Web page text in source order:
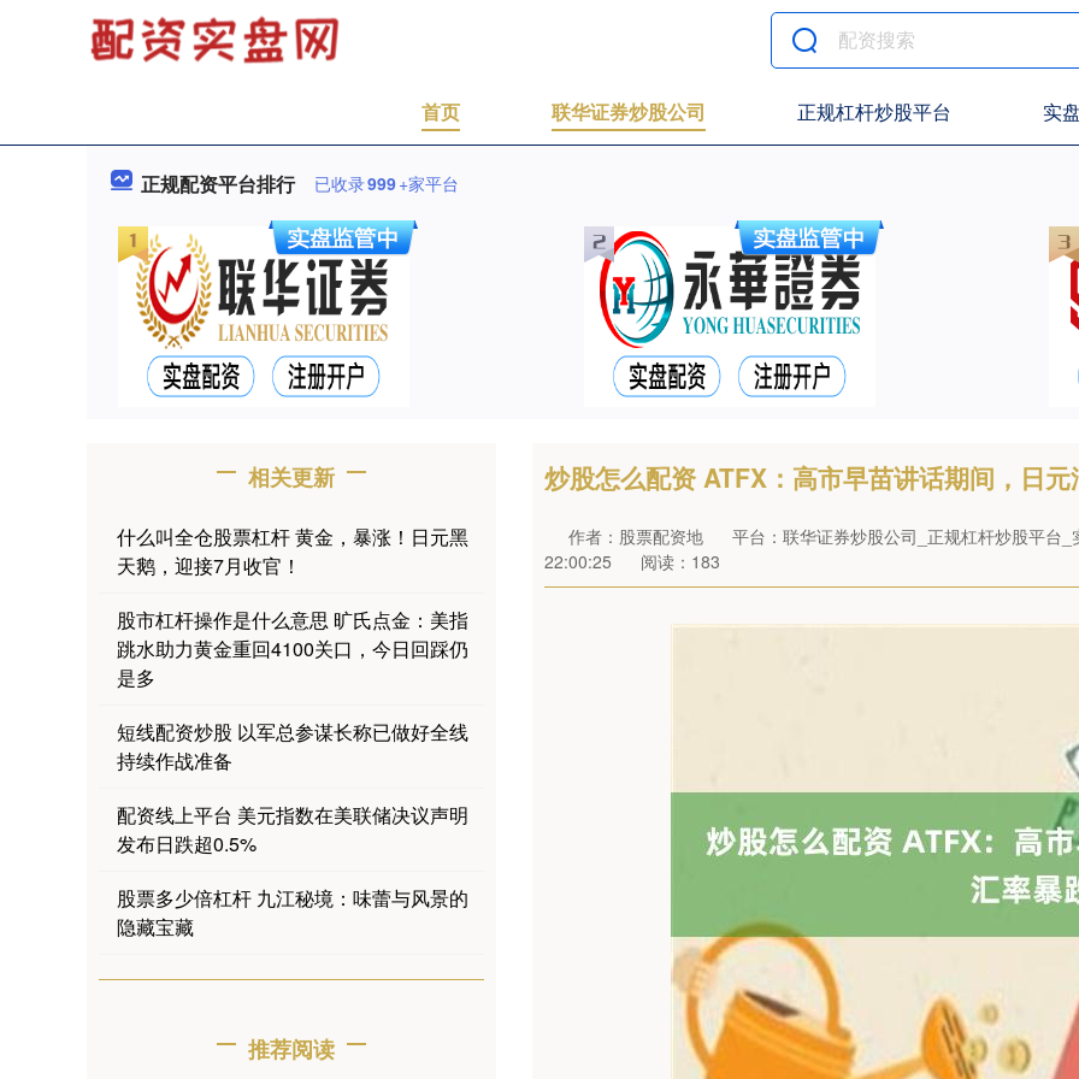
首页 联华证券炒股公司 正规杠杆炒股平台 实
正规配资平台排行 已收录999+家平台
炒股怎么配资 ATFX：高市早苗讲话期间，日
作者：股票配资地
平台：联华证券炒股公司_正规杠杆炒股平台_
22:00:25
阅读：183
相关更新
什么叫全仓股票杠杆 黄金，暴涨！日元黑
天鹅，迎接7月收官！
股市杠杆操作是什么意思 旷氏点金：美指
跳水助力黄金重回4100关口，今日回踩仍
是多
短线配资炒股 以军总参谋长称已做好全线
持续作战准备
配资线上平台 美元指数在美联储决议声明
发布日跌超0.5%
股票多少倍杠杆 九江秘境：味蕾与风景的
隐藏宝藏
推荐阅读